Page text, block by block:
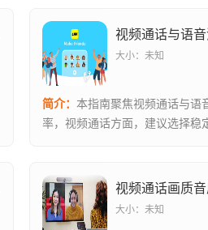
大小：未知
简介：本指南聚焦视频通话与语
率，视频通话方面，建议选择稳
视频通话画质
大小：未知